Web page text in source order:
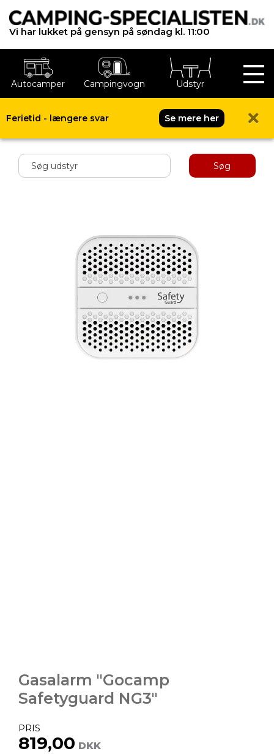
Vi har lukket på gensyn på søndag kl. 11:00
Autocamper Campingvogn Udstyr
Ferietid - længere svar
Se mere her
Søg
Gasalarm "Gocamp
Safetyguard NG3"
PRIS
819,00 DKK